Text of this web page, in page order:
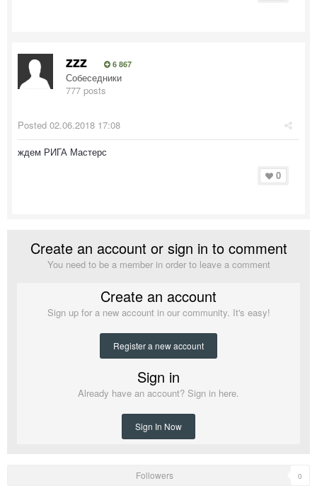
zzz 6 867
Собеседники
777 posts
Posted 02.06.2018 17:08
ждем РИГА Мастерс
0
Create an account or sign in to comment
You need to be a member in order to leave a comment
Create an account
Sign up for a new account in our community. It's easy!
Register a new account
Sign in
Already have an account? Sign in here.
Sign In Now
Followers 0